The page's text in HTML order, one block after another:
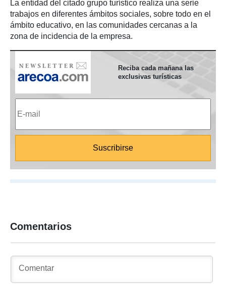
La entidad del citado grupo turístico realiza una serie
trabajos en diferentes ámbitos sociales, sobre todo en el
ámbito educativo, en las comunidades cercanas a la
zona de incidencia de la empresa.
Reciba cada mañana las
exclusivas turísticas
Comentarios